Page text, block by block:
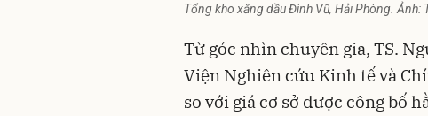
Tổng kho xăng dầu Đình Vũ, Hải Phòng. Ảnh:
Từ góc nhìn chuyên gia, TS.
Viện Nghiên cứu Kinh tế và
so với giá cơ sở được công bố